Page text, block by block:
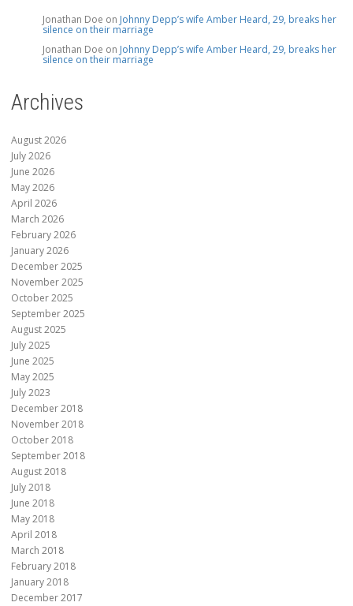
Jonathan Doe on Johnny Depp’s wife Amber Heard, 29, breaks her
silence on their marriage
Jonathan Doe on Johnny Depp’s wife Amber Heard, 29, breaks her
silence on their marriage
Archives
August 2026
July 2026
June 2026
May 2026
April 2026
March 2026
February 2026
January 2026
December 2025
November 2025
October 2025
September 2025
August 2025
July 2025
June 2025
May 2025
July 2023
December 2018
November 2018
October 2018
September 2018
August 2018
July 2018
June 2018
May 2018
April 2018
March 2018
February 2018
January 2018
December 2017